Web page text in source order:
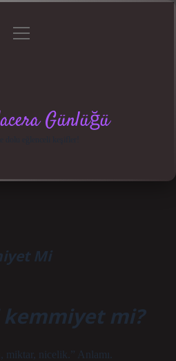
menüyü
Günlüğü
Mi
mi?
miktar, nicelik.” Anlamı.